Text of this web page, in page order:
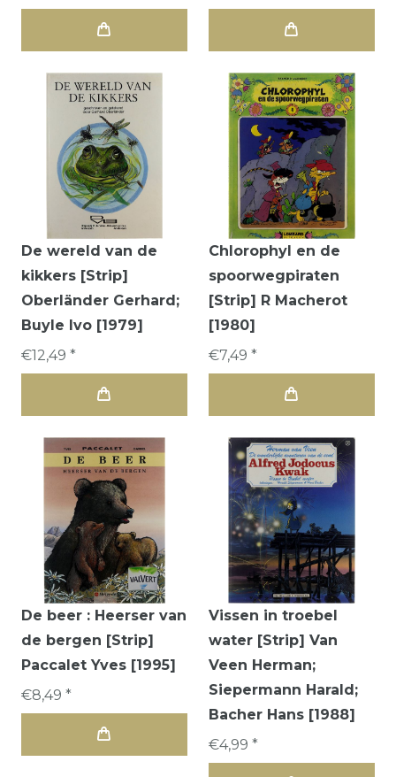
De wereld van de
kikkers [Strip]
Oberländer Gerhard;
Buyle Ivo [1979]
€12,49 *
Chlorophyl en de
spoorwegpiraten
[Strip] R Macherot
[1980]
€7,49 *
De beer : Heerser van
de bergen [Strip]
Paccalet Yves [1995]
€8,49 *
Vissen in troebel
water [Strip] Van
Veen Herman;
Siepermann Harald;
Bacher Hans [1988]
€4,99 *